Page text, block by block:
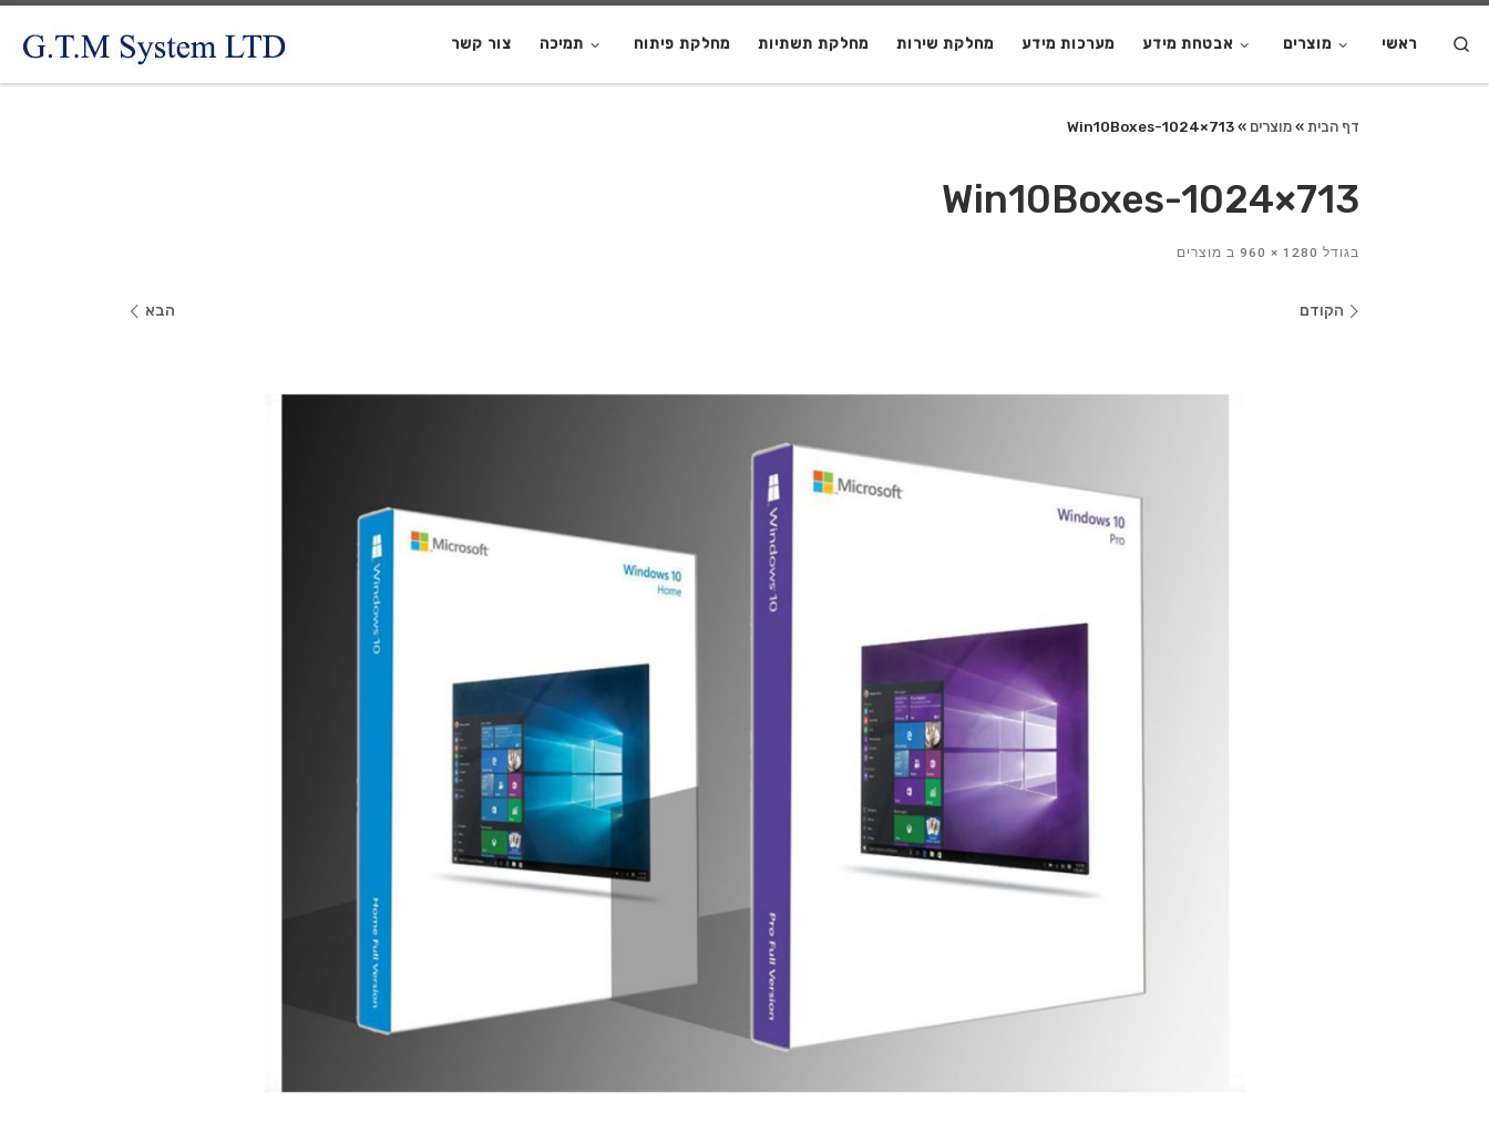
צור קשר תמיכה מחלקת פיתוח מחלקת תשתיות מחלקת שירות מערכות מידע אבטחת מידע מוצרים ראשי
דף הבית »מוצרים »
Win10Boxes-1024×713
Win10Boxes-1024×713
בגודל ב מוצרים
ניווט
הקודם הבא